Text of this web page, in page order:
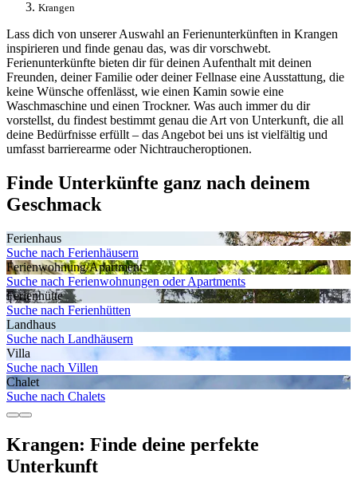
Krangen
Lass dich von unserer Auswahl an Ferienunterkünften in Krangen
inspirieren und finde genau das, was dir vorschwebt.
Ferienunterkünfte bieten dir für deinen Aufenthalt mit deinen
Freunden, deiner Familie oder deiner Fellnase eine Ausstattung, die
keine Wünsche offenlässt, wie einen Kamin sowie eine
Waschmaschine und einen Trockner. Was auch immer du dir
vorstellst, du findest bestimmt genau die Art von Unterkunft, die all
deine Bedürfnisse erfüllt – das Angebot bei uns ist vielfältig und
umfasst barrierearme oder Nichtraucheroptionen.
Finde Unterkünfte ganz nach deinem
Geschmack
Ferienhaus
Suche nach Ferienhäusern
Ferienwohnung/Apartment
Suche nach Ferienwohnungen oder Apartments
Ferienhütte
Suche nach Ferienhütten
Landhaus
Suche nach Landhäusern
Villa
Suche nach Villen
Chalet
Suche nach Chalets
Krangen: Finde deine perfekte
Unterkunft